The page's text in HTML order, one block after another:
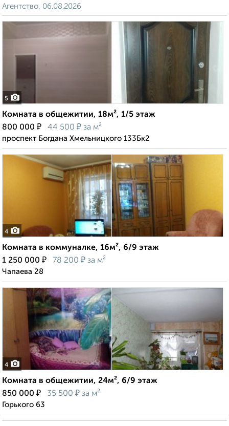
Агентство, 06.08.2026
5
Комната в общежитии, 18м², 1/5 этаж
800 000 ₽ 44 500 ₽ за м²
проспект Богдана Хмельницкого 133Бк2
4
Комната в коммуналке, 16м², 6/9 этаж
1 250 000 ₽ 78 200 ₽ за м²
Чапаева 28
4
Комната в общежитии, 24м², 6/9 этаж
850 000 ₽ 35 500 ₽ за м²
Горького 63